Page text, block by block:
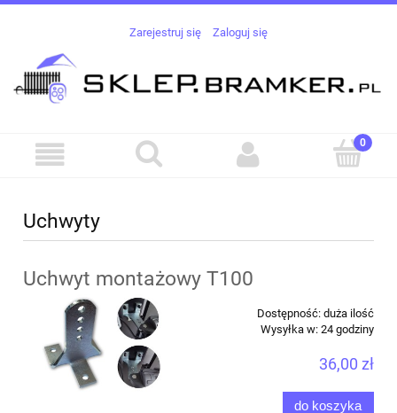
Zarejestruj się Zaloguj się
Uchwyty
Uchwyt montażowy T100
Dostępność: duża ilość
Wysyłka w: 24 godziny
36,00 zł
do koszyka